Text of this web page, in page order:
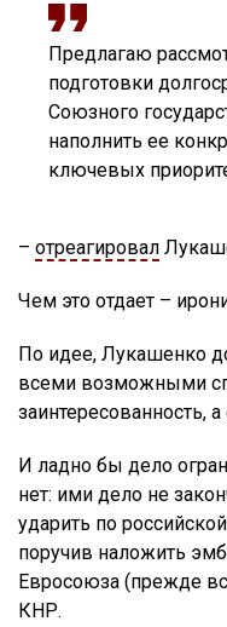
Предлагаю
подготовки
Союзного
наполнить ее
ключевых
– отреагировал
Чем это отдает –
По идее, Лукашенко
всеми возможными
заинтересованность,
И ладно бы дело
нет: ими дело не
ударить по
поручив наложить
Евросоюза (прежде
КНР.